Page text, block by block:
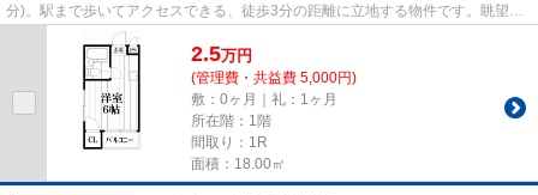
分)。駅まで歩いてアクセスできる、徒歩3分の距離に立地する物件です。眺望良
好なエリアの物件で魅力的です...
2.5万円
(管理費・共益費 5,000円)
敷：0ヶ月｜礼：1ヶ月
所在階：1階
間取り：1R
面積：18.00㎡